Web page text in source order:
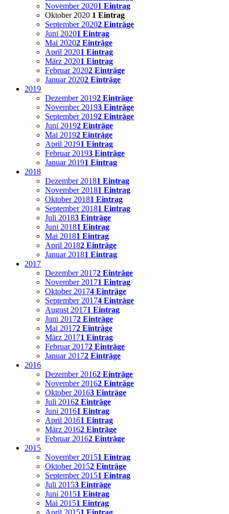
November 20201 Eintrag
Oktober 2020 1 Eintrag
September 20202 Einträge
Juni 20201 Eintrag
Mai 20202 Einträge
April 20201 Eintrag
März 20201 Eintrag
Februar 20202 Einträge
Januar 20202 Einträge
2019
Dezember 20192 Einträge
November 20193 Einträge
September 20192 Einträge
Juni 20192 Einträge
Mai 20192 Einträge
April 20191 Eintrag
Februar 20193 Einträge
Januar 20191 Eintrag
2018
Dezember 20181 Eintrag
November 20181 Eintrag
Oktober 20181 Eintrag
September 20181 Eintrag
Juli 20183 Einträge
Juni 20181 Eintrag
Mai 20181 Eintrag
April 20182 Einträge
Januar 20181 Eintrag
2017
Dezember 20172 Einträge
November 20171 Eintrag
Oktober 20174 Einträge
September 20174 Einträge
August 20171 Eintrag
Juni 20172 Einträge
Mai 20172 Einträge
März 20171 Eintrag
Februar 20172 Einträge
Januar 20172 Einträge
2016
Dezember 20162 Einträge
November 20162 Einträge
Oktober 20163 Einträge
Juli 20162 Einträge
Juni 20161 Eintrag
April 20161 Eintrag
März 20162 Einträge
Februar 20162 Einträge
2015
November 20151 Eintrag
Oktober 20152 Einträge
September 20151 Eintrag
Juli 20153 Einträge
Juni 20151 Eintrag
Mai 20151 Eintrag